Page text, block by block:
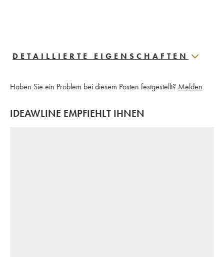
DETAILLIERTE EIGENSCHAFTEN
Haben Sie ein Problem bei diesem Posten festgestellt? Melden
IDEAWLINE EMPFIEHLT IHNEN